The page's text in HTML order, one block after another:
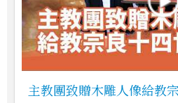
主教團致贈木雕人像給教